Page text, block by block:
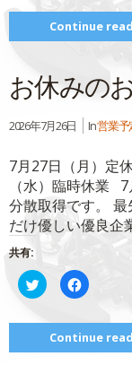
し
て
Twitter
で
(新
し
い
ィ
ン
で
開
き
ま
す)
す
る
に
は
ッ
ク
し
く
だ
(新
し
い
ウ
ィ
ン
ド
で
き
ま
す)
Continue
お休みの
2026年7月26日 In営業予
7月27日（月）定
（水）臨時休業
分散取得です。
だけ優しい優良企
共有:
ク
リ
し
て
Twitter
で
Facebook
で
す
る
に
は
Continue